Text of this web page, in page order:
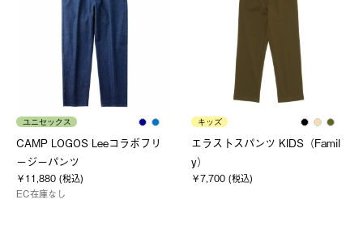
ユニセックス
CAMP LOGOS Leeコラボフリ
ージーパンツ
￥11,880 (税込)
EC在庫なし
キッズ
エラストスパンツ KIDS（Famil
y）
￥7,700 (税込)